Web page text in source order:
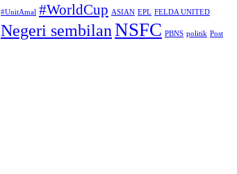
#UnitAmal #WorldCup ASIAN EPL FELDA UNITED
Negeri sembilanNSFC PBNS politik Post